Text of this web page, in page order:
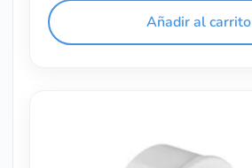
Añadir al carrito